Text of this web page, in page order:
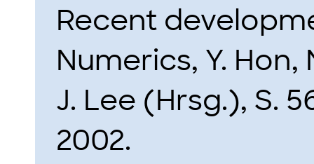
Recent
Numerics, Y. Hon,
J. Lee (Hrsg.), S.
2002.